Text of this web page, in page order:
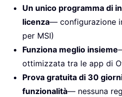
Un unico programma di
licenza— configurazione
per MSI)
Funziona meglio insieme
ottimizzata tra le app di
Prova gratuita di 30
funzionalità— nessuna